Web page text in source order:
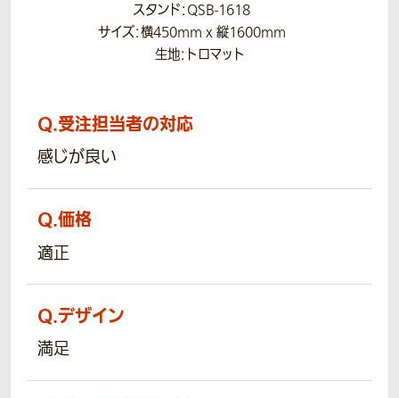
スタンド：QSB-1618
サイズ：横450mm x 縦1600mm
生地：トロマット
Q.受注担当者の対応
感じが良い
Q.価格
適正
Q.デザイン
満足